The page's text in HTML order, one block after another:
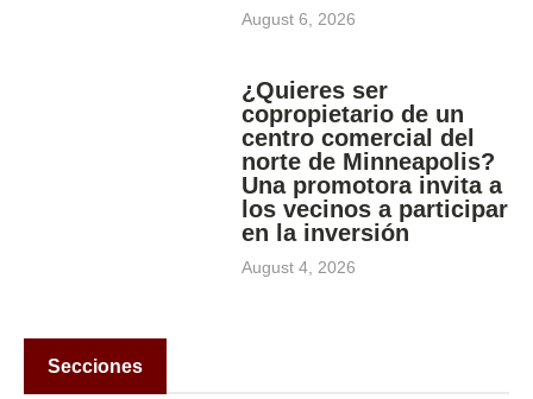
August 6, 2026
¿Quieres ser
copropietario de un
centro comercial del
norte de Minneapolis?
Una promotora invita a
los vecinos a participar
en la inversión
August 4, 2026
Secciones